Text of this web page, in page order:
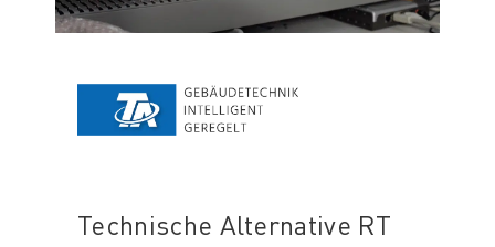
Technische Alternative RT